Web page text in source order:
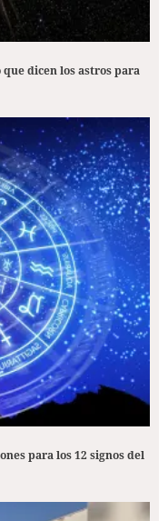
que dicen los astros para
para los 12 signos del